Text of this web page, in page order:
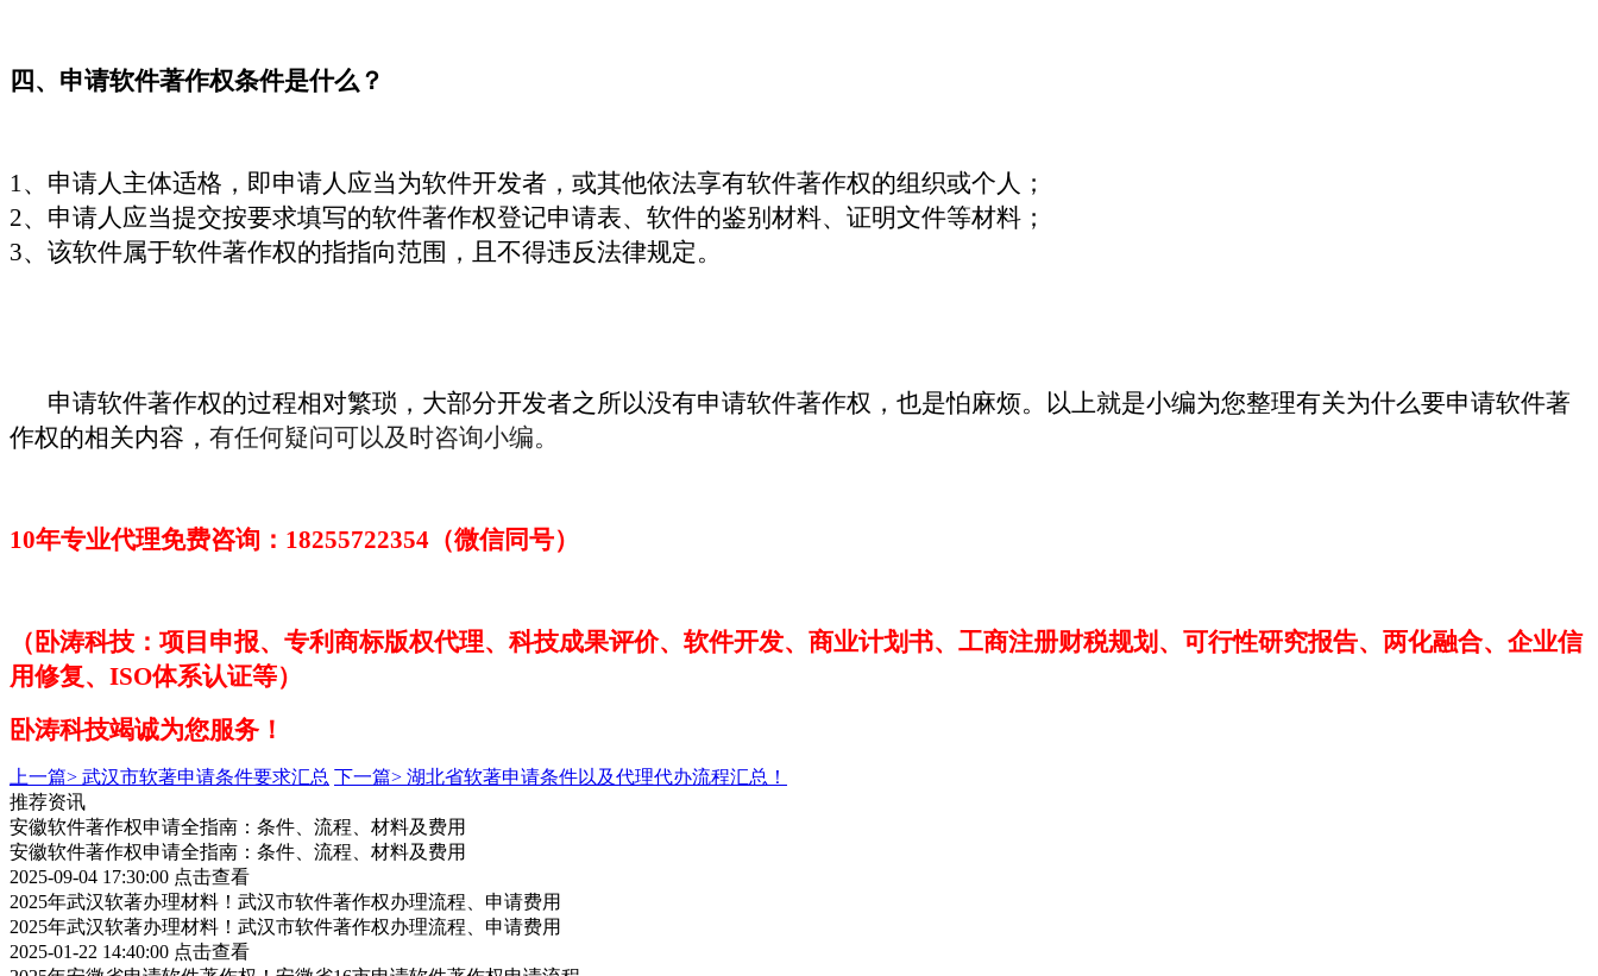
四、申请软件著作权条件是什么？
1、申请人主体适格，即申请人应当为软件开发者，或其他依法享有软件著作权的组织或个人；
2、申请人应当提交按要求填写的软件著作权登记申请表、软件的鉴别材料、证明文件等材料；
3、该软件属于软件著作权的指指向范围，且不得违反法律规定。
申请软件著作权的过程相对繁琐，大部分开发者之所以没有申请软件著作权，也是怕麻烦。以上就是小编为您整理有关为什么要申请软件著
作权的相关内容， 有任何疑问可以及时咨询小编。
10年专业代理免费咨询：18255722354（微信同号）
（卧涛科技：项目申报、专利商标版权代理、科技成果评价、软件开发、商业计划书、工商注册财税规划、可行性研究报告、两化融合、企业信
用修复、 ISO体系认证等）
卧涛科技竭诚为您服务！
上一篇> 武汉市软著申请条件要求汇总 下一篇> 湖北省软著申请条件以及代理代办流程汇总！
推荐资讯
安徽软件著作权申请全指南：条件、流程、材料及费用
安徽软件著作权申请全指南：条件、流程、材料及费用
2025-09-04 17:30:00 点击查看
2025年武汉软著办理材料！武汉市软件著作权办理流程、申请费用
2025年武汉软著办理材料！武汉市软件著作权办理流程、申请费用
2025-01-22 14:40:00 点击查看